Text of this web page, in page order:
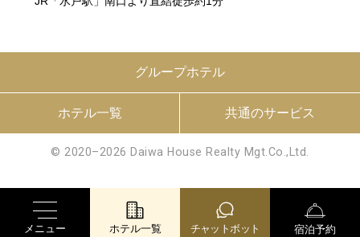
グループホテル
ホテル一覧 共通のサービス
© 2020–2026 Daiwa House Realty Mgt.Co.,Ltd.
メニュー ホテル一覧 チャットボット 宿泊予約